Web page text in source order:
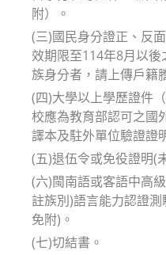
附）。
(三)國民身分證正、反
效期限至114年8月以
族身分者，請上傳戶籍
(四)大學以上學歷證件
校應為教育部認可之國
譯本及駐外單位驗證證
(五)退伍令或免役證明(
(六)閩南語或客語中高
註族別)語言能力認證
免附)。
(七)切結書。